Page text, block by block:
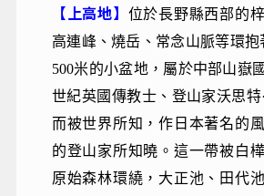
【上高地】
位於長野縣西部的
高連峰、燒岳、常念山脈等環抱
500米的小盆地，屬於中部山嶽
世紀英國傳教士、登山家沃思特
而被世界所知，作日本著名的
的登山家所知曉。這一帶被白
原始森林環繞，大正池、田代